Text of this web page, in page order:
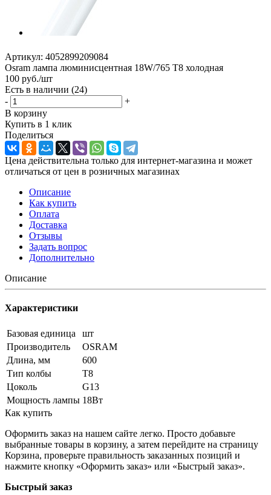
Артикул: 4052899209084
Osram лампа люминисцентная 18W/765 Т8 холодная
100 руб./шт
Есть в наличии (24)
-
+
В корзину
Купить в 1 клик
Поделиться
Цена действительна только для интернет-магазина и может
отличаться от цен в розничных магазинах
Описание
Как купить
Оплата
Доставка
Отзывы
Задать вопрос
Дополнительно
Описание
Характеристики
Базовая единица
шт
Производитель
OSRAM
Длина, мм
600
Тип колбы
Т8
Цоколь
G13
Мощность лампы 18Вт
Как купить
Оформить заказ на нашем сайте легко. Просто добавьте
выбранные товары в корзину, а затем перейдите на страницу
Корзина, проверьте правильность заказанных позиций и
нажмите кнопку «Оформить заказ» или «Быстрый заказ».
Быстрый заказ